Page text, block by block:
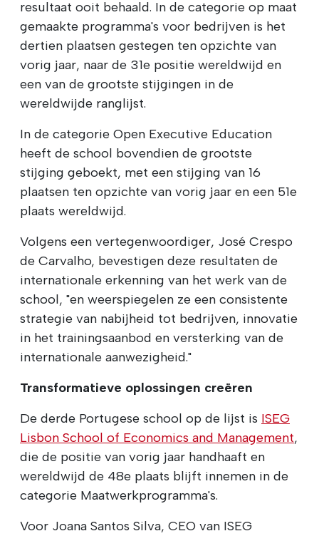
resultaat ooit behaald. In de categorie op maat
gemaakte programma's voor bedrijven is het
dertien plaatsen gestegen ten opzichte van
vorig jaar, naar de 31e positie wereldwijd en
een van de grootste stijgingen in de
wereldwijde ranglijst.
In de categorie Open Executive Education
heeft de school bovendien de grootste
stijging geboekt, met een stijging van 16
plaatsen ten opzichte van vorig jaar en een 51e
plaats wereldwijd.
Volgens een vertegenwoordiger, José Crespo
de Carvalho, bevestigen deze resultaten de
internationale erkenning van het werk van de
school, "en weerspiegelen ze een consistente
strategie van nabijheid tot bedrijven, innovatie
in het trainingsaanbod en versterking van de
internationale aanwezigheid."
Transformatieve oplossingen creëren
De derde Portugese school op de lijst is ISEG
Lisbon School of Economics and Management,
die de positie van vorig jaar handhaaft en
wereldwijd de 48e plaats blijft innemen in de
categorie Maatwerkprogramma's.
Voor Joana Santos Silva, CEO van ISEG